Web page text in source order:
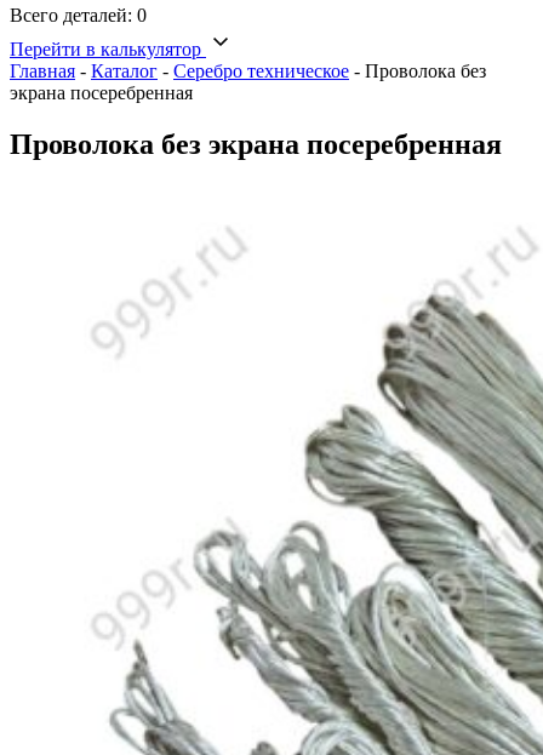
Всего деталей: 0
Перейти в калькулятор
Главная - Каталог - Серебро техническое - Проволока без
экрана посеребренная
Проволока без экрана посеребренная